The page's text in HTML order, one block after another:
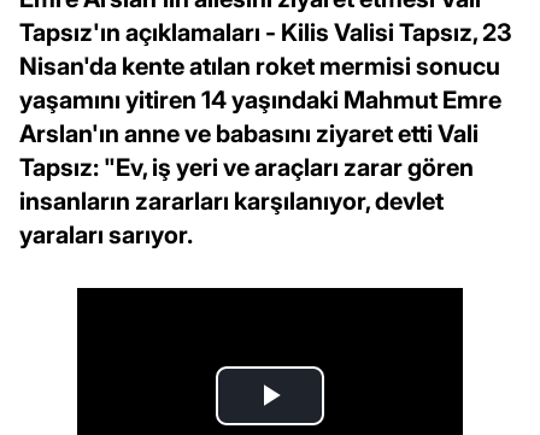
Tapsız'ın açıklamaları - Kilis Valisi Tapsız, 23
Nisan'da kente atılan roket mermisi sonucu
yaşamını yitiren 14 yaşındaki Mahmut Emre
Arslan'ın anne ve babasını ziyaret etti Vali
Tapsız: "Ev, iş yeri ve araçları zarar gören
insanların zararları karşılanıyor, devlet
yaraları sarıyor.